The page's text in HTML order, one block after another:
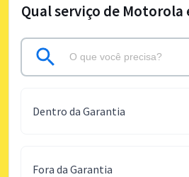
Qual serviço de Motorola
Dentro da Garantia
Fora da Garantia